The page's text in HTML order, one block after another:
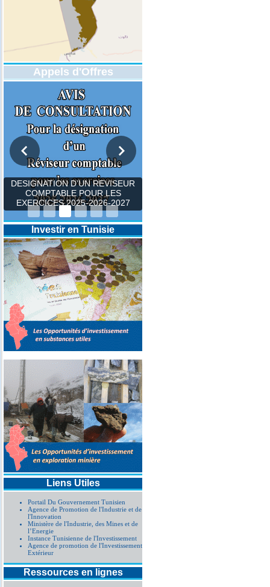
Appels d'Offres
DESIGNATION D’UN REVISEUR
COMPTABLE POUR LES
EXERCICES 2025-2026-2027
Investir en Tunisie
Liens Utiles
Portail Du Gouvernement Tunisien
Agence de Promotion de l'Industrie et de
l'Innovation
Ministère de l'Industrie, des Mines et de
l’Energie
Instance Tunisienne de l'Investissement
Agence de promotion de l'Investissement
Extérieur
Ressources en lignes